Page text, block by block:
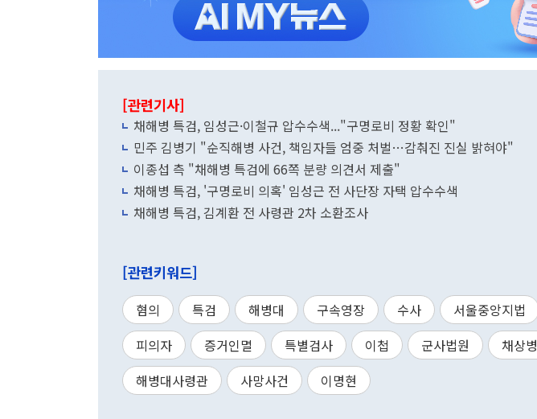
[관련기사]
채해병 특검, 임성근·이철규 압수수색..."구명로비 정황 확인"
민주 김병기 "순직해병 사건, 책임자들 엄중 처벌…감춰진 진실 밝혀야"
이종섭 측 "채해병 특검에 66쪽 분량 의견서 제출"
채해병 특검, '구명로비 의혹' 임성근 전 사단장 자택 압수수색
채해병 특검, 김계환 전 사령관 2차 소환조사
[관련키워드]
혐의 특검 해병대 구속영장 수사 서울중앙지법
피의자
증거인멸 특별검사 이첩 군사법원 채상병
해병대사령관
사망사건 이명현